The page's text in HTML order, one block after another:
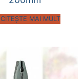
CITEȘTE MAI MULT